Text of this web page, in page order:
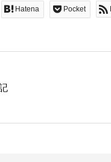
Hatena Pocket